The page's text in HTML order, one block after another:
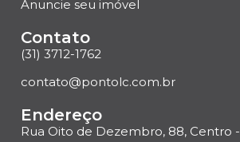
Anuncie seu imóvel
Contato
(31) 3712-1762
contato@pontolc.com.br
Endereço
Rua Oito de Dezembro, 88, Centro -